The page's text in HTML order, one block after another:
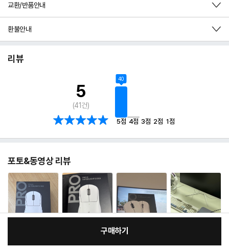
교환/반품안내
환불안내
리뷰
5
(41건)
40
5점 4점 3점 2점 1점
포토&동영상 리뷰
구매하기